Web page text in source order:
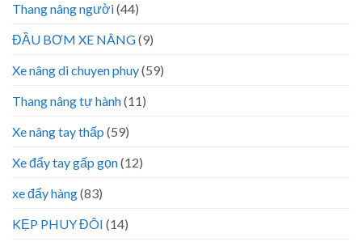
Thang nâng người(44)
ĐẦU BƠM XE NÂNG(9)
Xe nâng di chuyen phuy(59)
Thang nâng tự hành(11)
Xe nâng tay thấp (59)
Xe đẩy tay gấp gọn(12)
xe đẩy hàng(83)
KẸP PHUY ĐÔI (14)